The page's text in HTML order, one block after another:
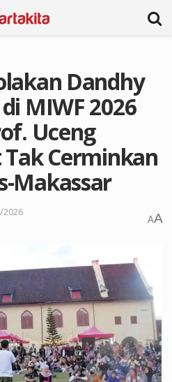
Dandhy
MIWF 2026
Uceng
Cerminkan
Makassar
2026
AA